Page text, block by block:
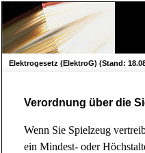
Elektrogesetz (ElektroG) (Stand:
Verordnung über die
Wenn Sie Spielzeug
ein Mindest- oder